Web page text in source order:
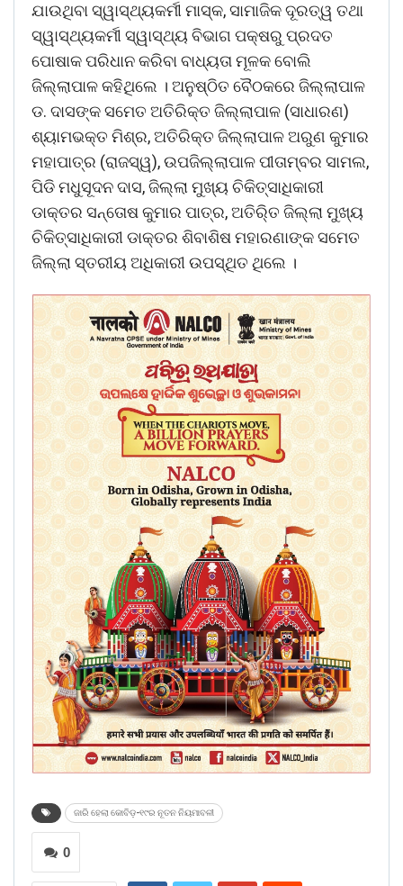
ଯାଉଥିବା ସ୍ୱାସ୍ଥ୍ୟକର୍ମୀ ମାସ୍କ, ସାମାଜିକ ଦୂରତ୍ୱ ତଥା
ସ୍ୱାସ୍ଥ୍ୟକର୍ମୀ ସ୍ୱାସ୍ଥ୍ୟ ବିଭାଗ ପକ୍ଷରୁ ପ୍ରଦତ
ପୋଷାକ ପରିଧାନ କରିବା ବାଧ୍ୟତା ମୂଳକ ବୋଲି
ଜିଲ୍ଲାପାଳ କହିଥିଲେ । ଅନୁଷ୍ଠିତ ବୈଠକରେ ଜିଲ୍ଲାପାଳ
ଡ. ଦାସଙ୍କ ସମେତ ଅତିରିକ୍ତ ଜିଲ୍ଲାପାଳ (ସାଧାରଣ)
ଶ୍ୟାମଭକ୍ତ ମିଶ୍ର, ଅତିରିକ୍ତ ଜିଲ୍ଲାପାଳ ଅରୁଣ କୁମାର
ମହାପାତ୍ର (ରାଜସ୍ୱ), ଉପଜିଲ୍ଲାପାଳ ପୀତାମ୍ବର ସାମଲ,
ପିଡି ମଧୁସୂଦନ ଦାସ, ଜିଲ୍ଲା ମୁଖ୍ୟ ଚିକିତ୍ସାଧିକାରୀ
ଡାକ୍ତର ସନ୍ତୋଷ କୁମାର ପାତ୍ର, ଅତିରି୍ତ ଜିଲ୍ଲା ମୁଖ୍ୟ
ଚିକିତ୍ସାଧିକାରୀ ଡାକ୍ତର ଶିବାଶିଷ ମହାରଣାଙ୍କ ସମେତ
ଜିଲ୍ଲା ସ୍ତରୀୟ ଅଧିକାରୀ ଉପସ୍ଥିତ ଥିଲେ ।
ଜାରି ହେଲା କୋବିଡ଼-୧୯ର ନୂତନ ନିୟମାବଳୀ
0